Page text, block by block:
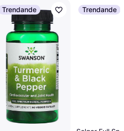
Trendande Trendande